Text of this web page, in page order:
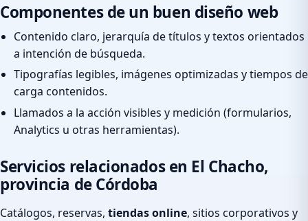
Componentes de un buen diseño web
Contenido claro, jerarquía de títulos y textos orientados
a intención de búsqueda.
Tipografías legibles, imágenes optimizadas y tiempos de
carga contenidos.
Llamados a la acción visibles y medición (formularios,
Analytics u otras herramientas).
Servicios relacionados en El Chacho,
provincia de Córdoba
Catálogos, reservas, tiendas online, sitios corporativos y